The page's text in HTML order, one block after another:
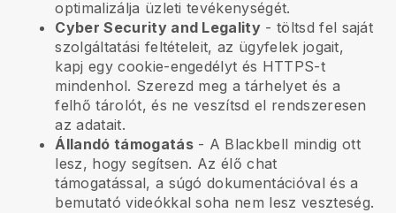
optimalizálja üzleti tevékenységét.
Cyber Security and Legality - töltsd fel saját
szolgáltatási feltételeit, az ügyfelek jogait,
kapj egy cookie-engedélyt és HTTPS-t
mindenhol. Szerezd meg a tárhelyet és a
felhő tárolót, és ne veszítsd el rendszeresen
az adatait.
Állandó támogatás- A Blackbell mindig ott
lesz, hogy segítsen. Az élő chat
támogatással, a súgó dokumentációval és a
bemutató videókkal soha nem lesz veszteség.